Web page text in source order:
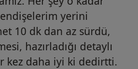
yerini
10 dk dan az sürdü,
hazırladığı detaylı
kez daha iyi ki dedirtti.